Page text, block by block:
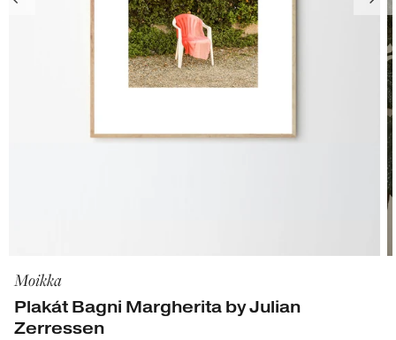
Moikka
Plakát Bagni Margherita by Julian
Zerressen